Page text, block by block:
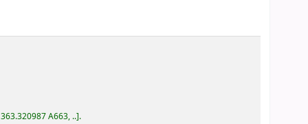
363.320987 A663, .. .